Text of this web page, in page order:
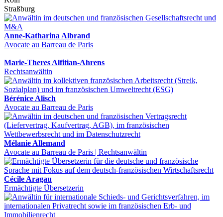
Straßburg
Anne-Katharina Albrand
Avocate au Barreau de Paris
Marie-Theres Alfitian-Ahrens
Rechtsanwältin
Bérénice Alisch
Avocate au Barreau de Paris
Mélanie Allemand
Avocate au Barreau de Paris | Rechtsanwältin
Cécile Aragau
Ermächtigte Übersetzerin